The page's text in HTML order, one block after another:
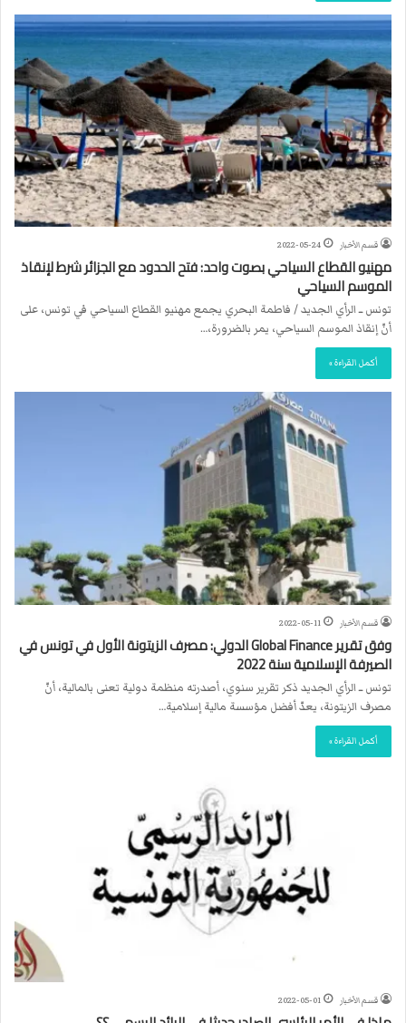
قسم الأخبار 2022-05-24
مهنيو القطاع السياحي بصوت واحد: فتح الحدود مع الجزائر شرط لإنقاذ
الموسم السياحي
تونس ــ الرأي الجديد / فاطمة البحري يجمع مهنيو القطاع السياحي في تونس، على
أنّ إنقاذ الموسم السياحي، يمر بالضرورة،…
أكمل القراءة »
قسم الأخبار 2022-05-11
وفق تقرير Global Finance الدولي: مصرف الزيتونة الأول في تونس في
الصيرفة الإسلامية سنة 2022
تونس ــ الرأي الجديد ذكر تقرير سنوي، أصدرته منظمة دولية تعنى بالمالية، أنّ
مصرف الزيتونة، يعدّ أفضل مؤسسة مالية إسلامية…
أكمل القراءة »
قسم الأخبار 2022-05-01